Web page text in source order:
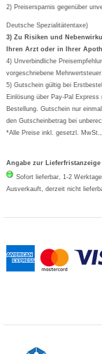
Vertrag widerrufen
Formoline
Wick
Eucerin
Basica
2) Preisersparnis gegenüber
Deutsche Spezialitätentaxe)
3) Zu Risiken und
Ihren Arzt oder in Ihrer
4) Unverbindliche
vorgeschriebene Mehrwertsteuer.
5) Gutschein gültig bei
Einlösung über Pay-Pal
Bestellung. Gutschein nur
den Gutscheinbetrag bei
*Alle Preise inkl. gesetzl.
Angabe zur Lieferfristanzeige
Sofort lieferbar, 1-2
Ausverkauft, derzeit nicht